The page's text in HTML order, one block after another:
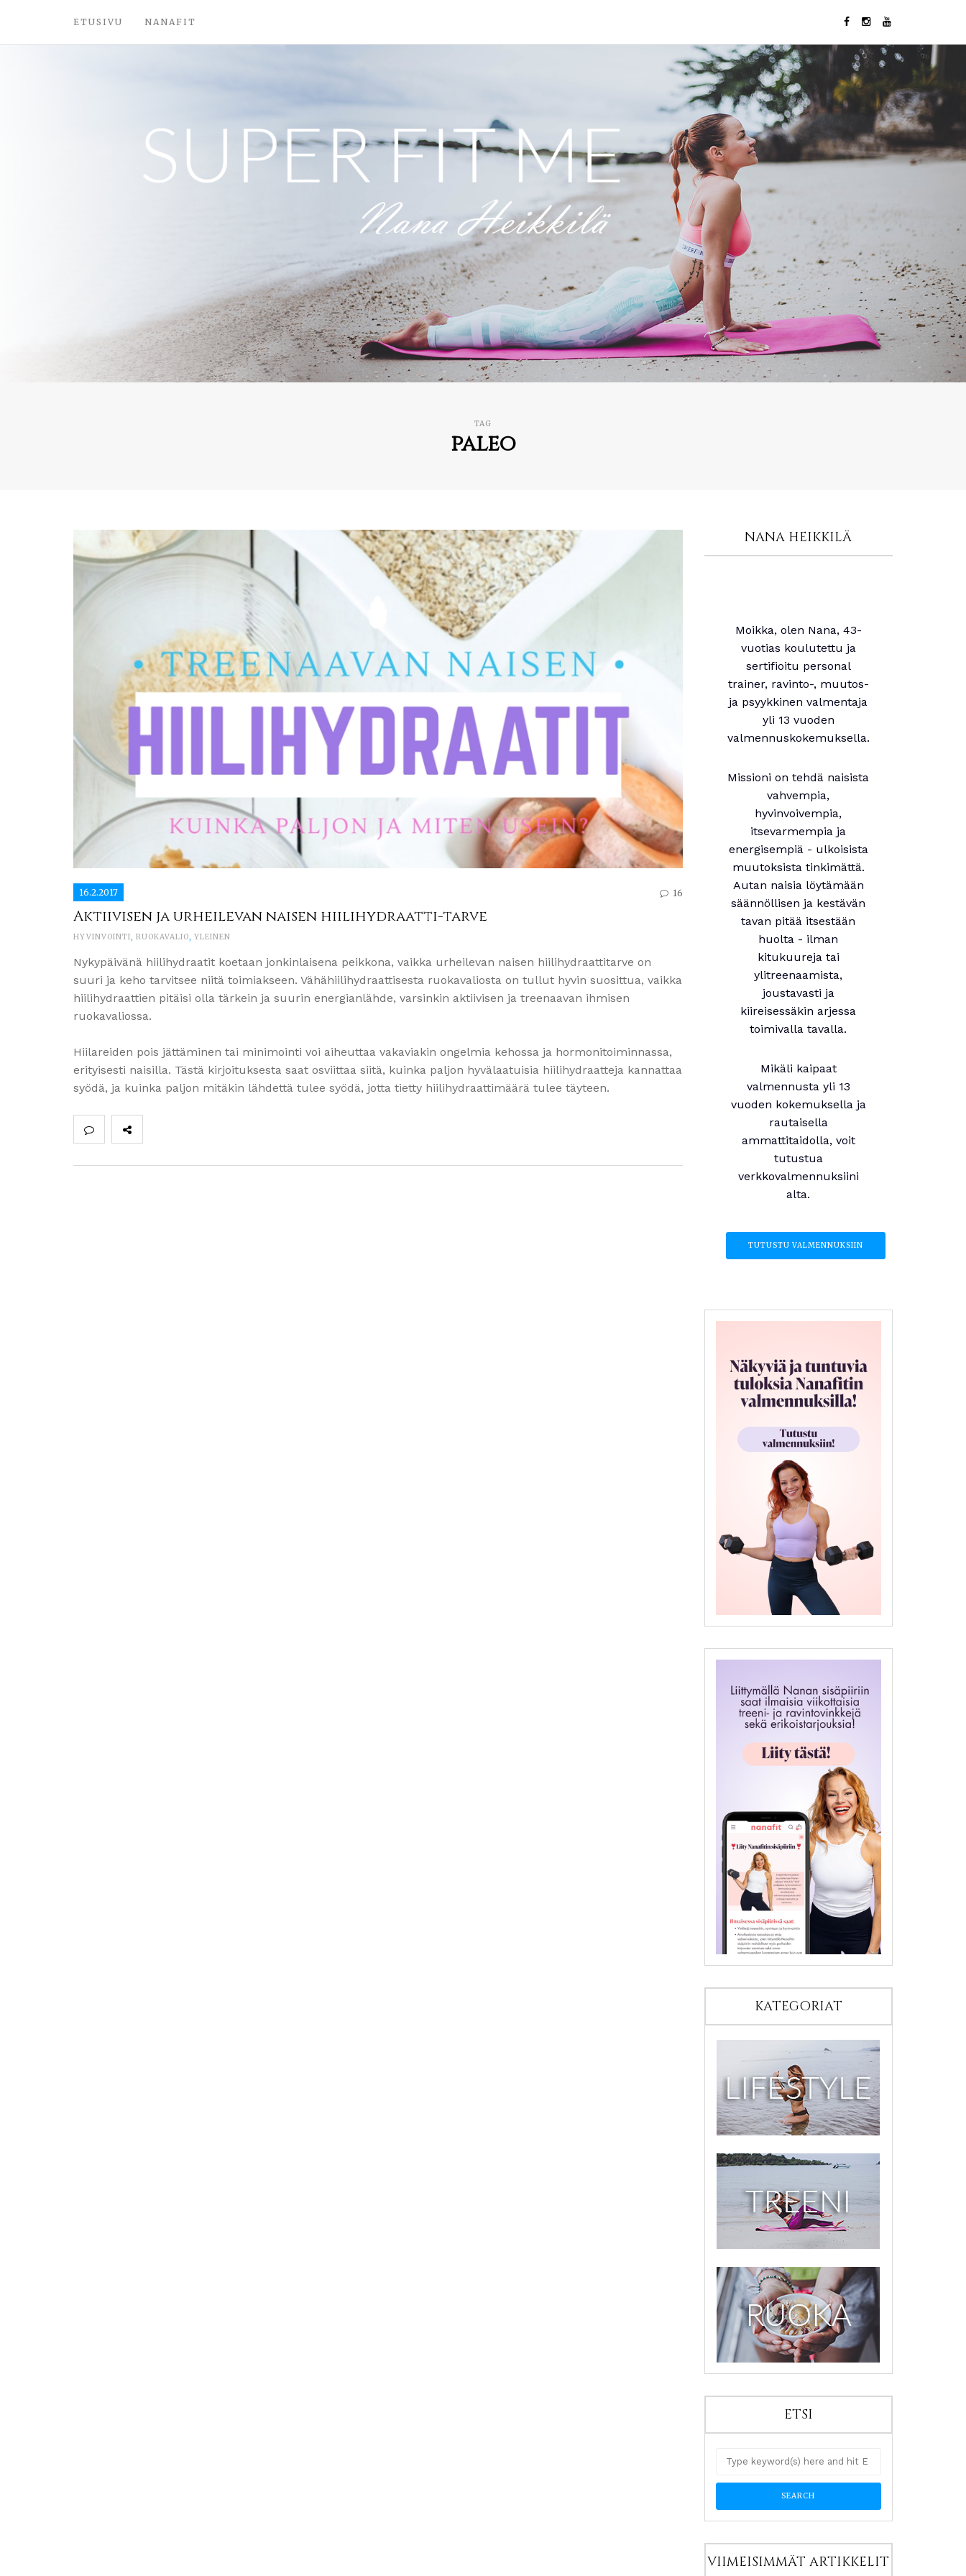
ETUSIVU NANAFIT
TAG
paleo
16.2.2017 16
Aktiivisen ja urheilevan naisen hiilihydraatti-tarve
HYVINVOINTI, RUOKAVALIO, YLEINEN
Nykypäivänä hiilihydraatit koetaan jonkinlaisena peikkona, vaikka urheilevan naisen hiilihydraattitarve on
suuri ja keho tarvitsee niitä toimiakseen. Vähähiilihydraattisesta ruokavaliosta on tullut hyvin suosittua, vaikka
hiilihydraattien pitäisi olla tärkein ja suurin energianlähde, varsinkin aktiivisen ja treenaavan ihmisen
ruokavaliossa.
Hiilareiden pois jättäminen tai minimointi voi aiheuttaa vakaviakin ongelmia kehossa ja hormonitoiminnassa,
erityisesti naisilla. Tästä kirjoituksesta saat osviittaa siitä, kuinka paljon hyvälaatuisia hiilihydraatteja kannattaa
syödä, ja kuinka paljon mitäkin lähdettä tulee syödä, jotta tietty hiilihydraattimäärä tulee täyteen.
NANA HEIKKILÄ
Moikka, olen Nana, 43-
vuotias koulutettu ja
sertifioitu personal
trainer, ravinto-, muutos-
ja psyykkinen valmentaja
yli 13 vuoden
valmennuskokemuksella.
Missioni on tehdä naisista
vahvempia,
hyvinvoivempia,
itsevarmempia ja
energisempiä - ulkoisista
muutoksista tinkimättä.
Autan naisia löytämään
säännöllisen ja kestävän
tavan pitää itsestään
huolta - ilman
kitukuureja tai
ylitreenaamista,
joustavasti ja
kiireisessäkin arjessa
toimivalla tavalla.
Mikäli kaipaat
valmennusta yli 13
vuoden kokemuksella ja
rautaisella
ammattitaidolla, voit
tutustua
verkkovalmennuksiini
alta.
TUTUSTU VALMENNUKSIIN
KATEGORIAT
ETSI
VIIMEISIMMÄT ARTIKKELIT